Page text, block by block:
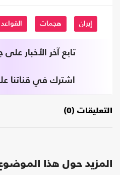
إيران هجمات
تابع آخر الأخبار على
اشترك في قناتنا
التعليقات (0)
المزيد حول هذا